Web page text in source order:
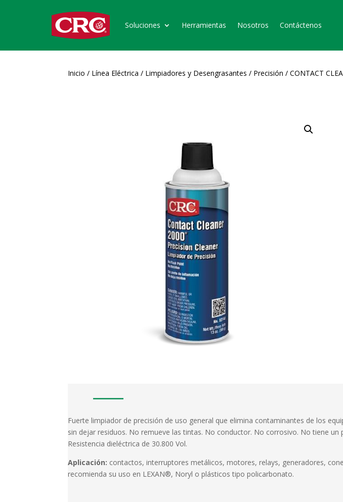
Soluciones Herramientas Nosotros Contáctenos
Inicio / Línea Eléctrica / Limpiadores y Desengrasantes / Precisión / CONTACT
Fuerte limpiador de precisión de uso general que elimina contaminantes de los
sin dejar residuos. No remueve las tintas. No conductor. No corrosivo. No tiene
Resistencia dieléctrica de 30.800 Vol.
Aplicación: contactos, interruptores metálicos, motores, relays, generadores,
recomienda su uso en LEXAN®, Noryl o plásticos tipo policarbonato.